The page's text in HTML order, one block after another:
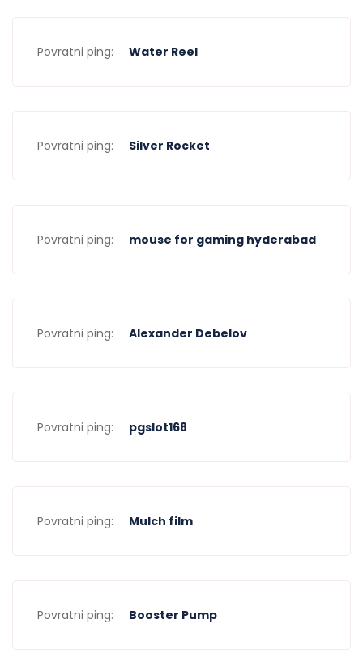
Povratni ping: Water Reel
Povratni ping: Silver Rocket
Povratni ping: mouse for gaming hyderabad
Povratni ping: Alexander Debelov
Povratni ping: pgslot168
Povratni ping: Mulch film
Povratni ping: Booster Pump